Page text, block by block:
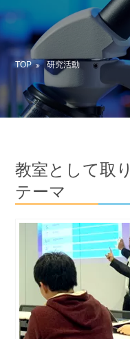
TOP 研究活動
教室として取
テーマ